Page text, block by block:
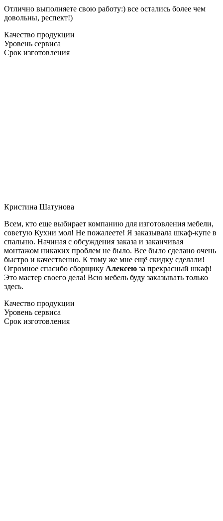
Отлично выполняете свою работу:) все остались более чем
довольны, респект!)
Качество продукции
Уровень сервиса
Срок изготовления
Кристина Шатунова
Всем, кто еще выбирает компанию для изготовления мебели,
советую Кухни мол! Не пожалеете! Я заказывала шкаф-купе в
спальню. Начиная с обсуждения заказа и заканчивая
монтажом никаких проблем не было. Все было сделано очень
быстро и качественно. К тому же мне ещё скидку сделали!
Огромное спасибо сборщику Алексею за прекрасный шкаф!
Это мастер своего дела! Всю мебель буду заказывать только
здесь.
Качество продукции
Уровень сервиса
Срок изготовления